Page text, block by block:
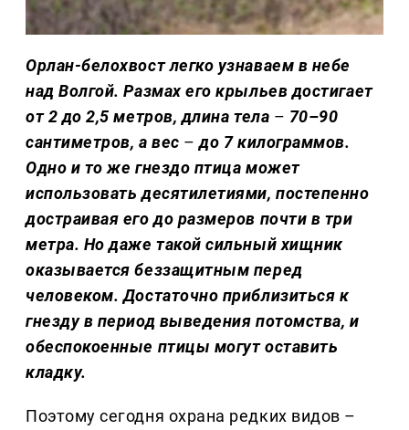
Орлан-белохвост легко узнаваем в небе
над Волгой. Размах его крыльев достигает
от 2 до 2,5 метров, длина тела – 70–90
сантиметров, а вес – до 7 килограммов.
Одно и то же гнездо птица может
использовать десятилетиями, постепенно
достраивая его до размеров почти в три
метра. Но даже такой сильный хищник
оказывается беззащитным перед
человеком. Достаточно приблизиться к
гнезду в период выведения потомства, и
обеспокоенные птицы могут оставить
кладку.
Поэтому сегодня охрана редких видов –